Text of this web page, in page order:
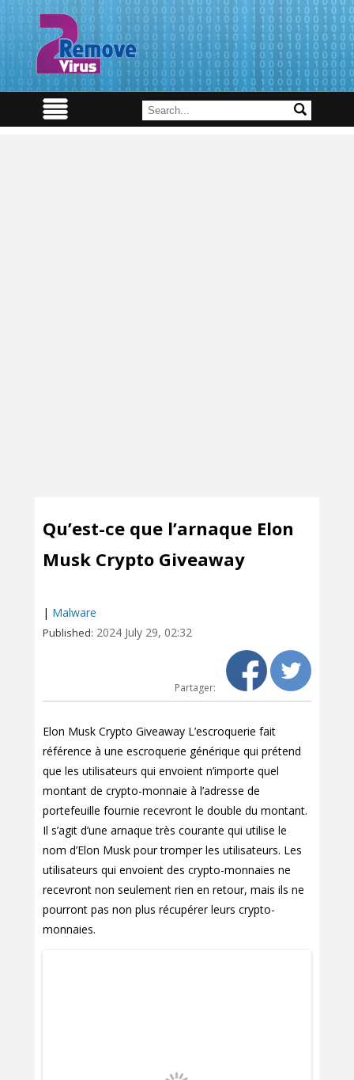
Qu’est-ce que l’arnaque Elon
Musk Crypto Giveaway
| Malware
Published: 2024 July 29, 02:32
Partager:
Elon Musk Crypto Giveaway L’escroquerie fait
référence à une escroquerie générique qui prétend
que les utilisateurs qui envoient n’importe quel
montant de crypto-monnaie à l’adresse de
portefeuille fournie recevront le double du montant.
Il s’agit d’une arnaque très courante qui utilise le
nom d’Elon Musk pour tromper les utilisateurs. Les
utilisateurs qui envoient des crypto-monnaies ne
recevront non seulement rien en retour, mais ils ne
pourront pas non plus récupérer leurs crypto-
monnaies.